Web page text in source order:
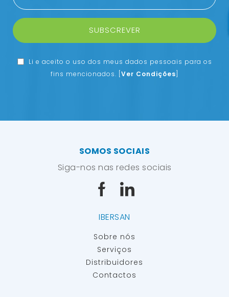
SUBSCREVER
Li e aceito o uso dos meus dados pessoais para os
fins mencionados. Ver Condições
IBERSAN
Sobre nós
Serviços
Distribuidores
Contactos
SOMOS SOCIAIS
Siga-nos nas redes sociais